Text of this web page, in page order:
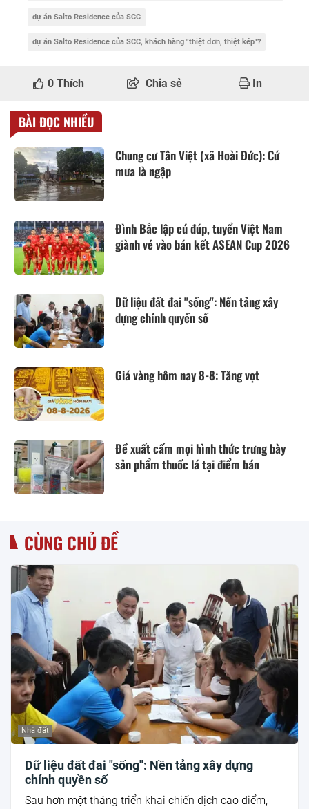
dự án Salto Residence của SCC
dự án Salto Residence của SCC, khách hàng "thiệt đơn, thiệt kép"?
0 Thích Chia sẻ In
BÀI ĐỌC NHIỀU
Chung cư Tân Việt (xã Hoài Đức): Cứ
mưa là ngập
Đình Bắc lập cú đúp, tuyển Việt Nam
giành vé vào bán kết ASEAN Cup 2026
Dữ liệu đất đai "sống": Nền tảng xây
dựng chính quyền số
Giá vàng hôm nay 8-8: Tăng vọt
Đề xuất cấm mọi hình thức trưng bày
sản phẩm thuốc lá tại điểm bán
CÙNG CHỦ ĐỀ
Nhà đất
Dữ liệu đất đai "sống": Nền tảng xây dựng
chính quyền số
Sau hơn một tháng triển khai chiến dịch cao điểm,